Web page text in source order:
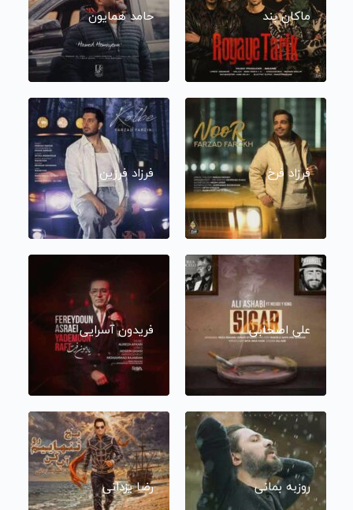
ماکان بند حامد همایون
فرزاد فرخ فرزاد فرزین
علی اصحابی فریدون آسرایی
روزبه بمانی رضا یزدانی